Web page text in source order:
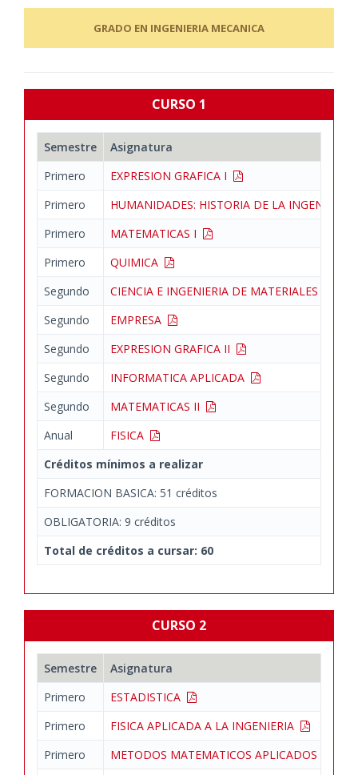
GRADO EN INGENIERIA MECANICA
CURSO 1
Semestre
Asignatura
Primero
EXPRESION GRAFICA I
Primero
HUMANIDADES: HISTORIA DE LA
Primero
MATEMATICAS I
Primero
QUIMICA
Segundo
CIENCIA E INGENIERIA DE MATERIALES
Segundo
EMPRESA
Segundo
EXPRESION GRAFICA II
Segundo
INFORMATICA APLICADA
Segundo
MATEMATICAS II
Anual
FISICA
Créditos mínimos a realizar
FORMACION BASICA: 51 créditos
OBLIGATORIA: 9 créditos
Total de créditos a cursar: 60
CURSO 2
Semestre
Asignatura
Primero
ESTADISTICA
Primero
FISICA APLICADA A LA INGENIERIA
Primero
METODOS MATEMATICOS APLICADOS A LA